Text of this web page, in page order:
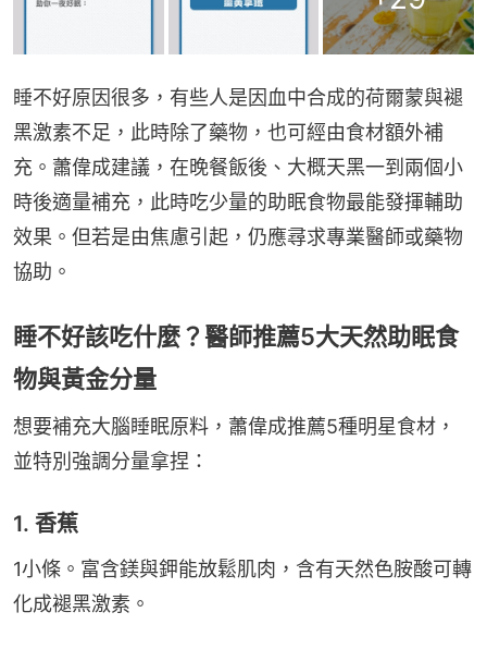
睡不好原因很多，有些人是因血中合成的荷爾蒙與褪
黑激素不足，此時除了藥物，也可經由食材額外補
充。蕭偉成建議，在晚餐飯後、大概天黑一到兩個小
時後適量補充，此時吃少量的助眠食物最能發揮輔助
效果。但若是由焦慮引起，仍應尋求專業醫師或藥物
協助。
睡不好該吃什麼？醫師推薦5大天然助眠食
物與黃金分量
想要補充大腦睡眠原料，蕭偉成推薦5種明星食材，
並特別強調分量拿捏：
1. 香蕉
1小條。富含鎂與鉀能放鬆肌肉，含有天然色胺酸可轉
化成褪黑激素。